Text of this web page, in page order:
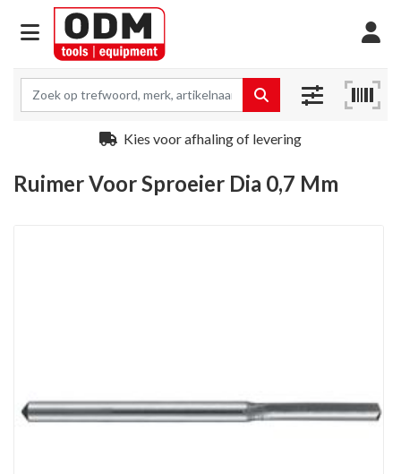
Kies voor afhaling of levering
Ruimer Voor Sproeier Dia 0,7 Mm